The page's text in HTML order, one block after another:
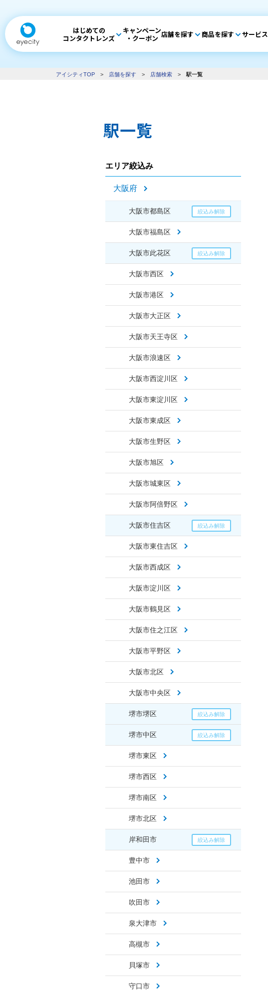
はじめての
コンタクトレンズ
キャンペーン
・クーポン 店舗を探す 商品を探す サービス
アイシティTOP > 店舗を探す > 店舗検索 > 駅一覧
駅一覧
エリア絞込み
大阪府
大阪市都島区
大阪市福島区
大阪市此花区
大阪市西区
大阪市港区
大阪市大正区
大阪市天王寺区
大阪市浪速区
大阪市西淀川区
大阪市東淀川区
大阪市東成区
大阪市生野区
大阪市旭区
大阪市城東区
大阪市阿倍野区
大阪市住吉区
大阪市東住吉区
大阪市西成区
大阪市淀川区
大阪市鶴見区
大阪市住之江区
大阪市平野区
大阪市北区
大阪市中央区
堺市堺区
堺市中区
堺市東区
堺市西区
堺市南区
堺市北区
岸和田市
豊中市
池田市
吹田市
泉大津市
高槻市
貝塚市
守口市